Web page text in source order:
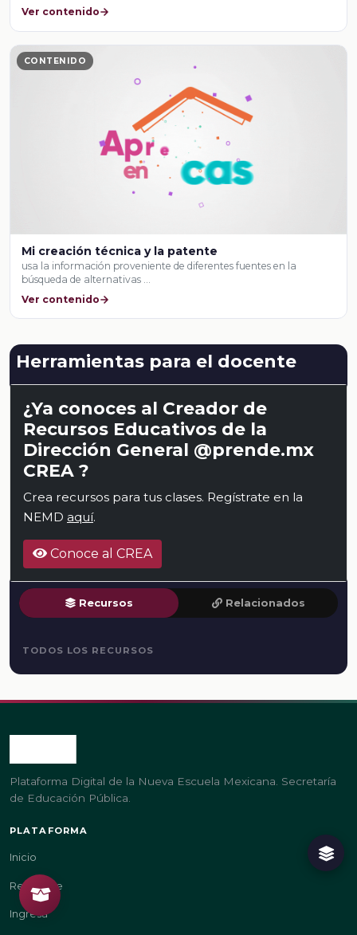
Ver contenido
CONTENIDO
Mi creación técnica y la patente
usa la información proveniente de diferentes fuentes en la
búsqueda de alternativas …
Ver contenido
Herramientas para el docente
¿Ya conoces al Creador de
Recursos Educativos de la
Dirección General @prende.mx
CREA ?
Crea recursos para tus clases. Regístrate en la
NEMD aquí.
Conoce al CREA
Recursos Relacionados
TODOS LOS RECURSOS
Plataforma Digital de la Nueva Escuela Mexicana. Secretaría
de Educación Pública.
PLATAFORMA
Inicio
Regístrate
Ingresa